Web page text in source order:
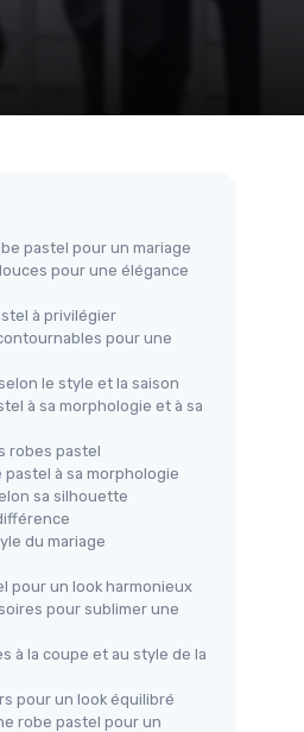
pastel pour un mariage
pour une élégance
à privilégier
pour une
le style et la saison
à sa morphologie et à sa
robes pastel
à sa morphologie
sa silhouette
du mariage
pour un look harmonieux
pour sublimer une
à la coupe et au style de la
pour un look équilibré
robe pastel pour un